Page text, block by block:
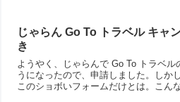
じゃらん Go To トラベル キャ
き
ようやく、じゃらんで Go To トラベル
うになったので、申請しました。しか
このショボいフォームだけとは。こん